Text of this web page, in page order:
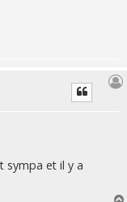
sympa et il y a